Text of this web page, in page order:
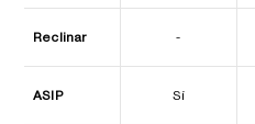
Reclinar -
ASIP Sí